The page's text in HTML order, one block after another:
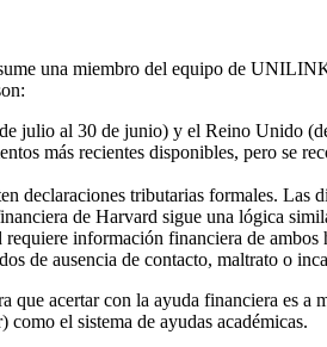
una miembro del equipo de
julio al 30 de junio) y el Reino Unido
más recientes disponibles, pero se
declaraciones tributarias formales.
de Harvard sigue una lógica
información financiera de
de ausencia de contacto, maltrato o
acertar con la ayuda financiera es
el sistema de ayudas académicas.